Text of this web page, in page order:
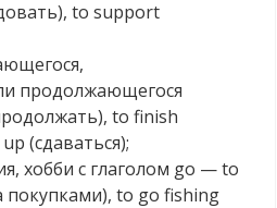
to support
продолжающегося
to finish
(сдаваться);
хобби с глаголом go — to
покупками), to go fishing